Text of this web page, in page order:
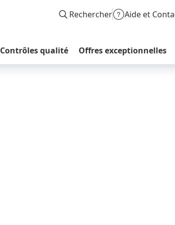
Rechercher Aide et
Contrôles qualité Offres exceptionnelles